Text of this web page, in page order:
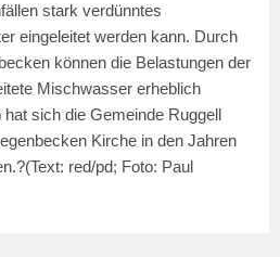
stark verdünntes
eingeleitet werden kann. Durch
können die Belastungen der
Mischwasser erheblich
sich die Gemeinde Ruggell
Kirche in den Jahren
red/pd; Foto: Paul